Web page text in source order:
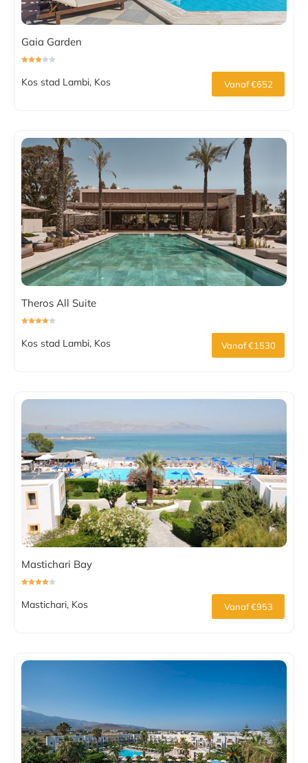
Gaia Garden
Kos stad Lambi, Kos Vanaf €652
Theros All Suite
Kos stad Lambi, Kos Vanaf €1530
Mastichari Bay
Mastichari, Kos Vanaf €953